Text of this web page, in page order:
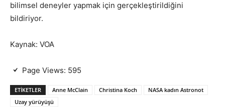
bilimsel deneyler yapmak için gerçekleştirildiğini
bildiriyor.
Kaynak: VOA
Page Views: 595
ETIKETLER Anne McClain Christina Koch
NASA kadın Astronot
Uzay yürüyüşü